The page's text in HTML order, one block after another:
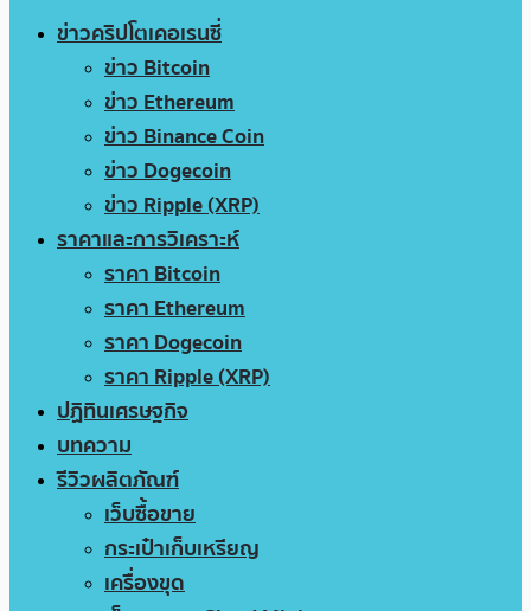
ข่าวคริปโตเคอเรนซี่
ข่าว Bitcoin
ข่าว Ethereum
ข่าว Binance Coin
ข่าว Dogecoin
ข่าว Ripple (XRP)
ราคาและการวิเคราะห์
ราคา Bitcoin
ราคา Ethereum
ราคา Dogecoin
ราคา Ripple (XRP)
ปฏิทินเศรษฐกิจ
บทความ
รีวิวผลิตภัณฑ์
เว็บซื้อขาย
กระเป๋าเก็บเหรียญ
เครื่องขุด